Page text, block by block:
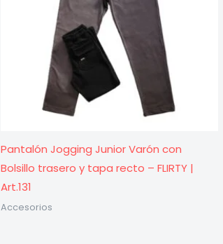
Pantalón Jogging Junior Varón con
Bolsillo trasero y tapa recto – FLIRTY |
Art.131
Accesorios